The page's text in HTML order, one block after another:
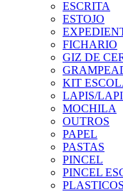
ESCRITA
ESTOJO
FICHARIO
GIZ DE
KIT
LAPIS/
MOCHILA
OUTROS
PAPEL
PASTAS
PINCEL
PINCEL